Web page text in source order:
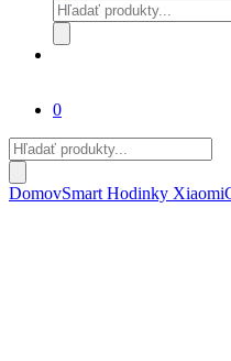
Products
search
0
Products
search
DomovSmart Hodinky Xiaomi